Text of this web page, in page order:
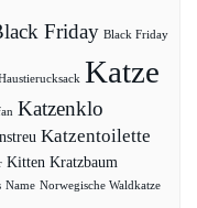
Friday Black Friday
Katze
Katzenklo
Katzentoilette
Kitten Kratzbaum
Name Norwegische Waldkatze